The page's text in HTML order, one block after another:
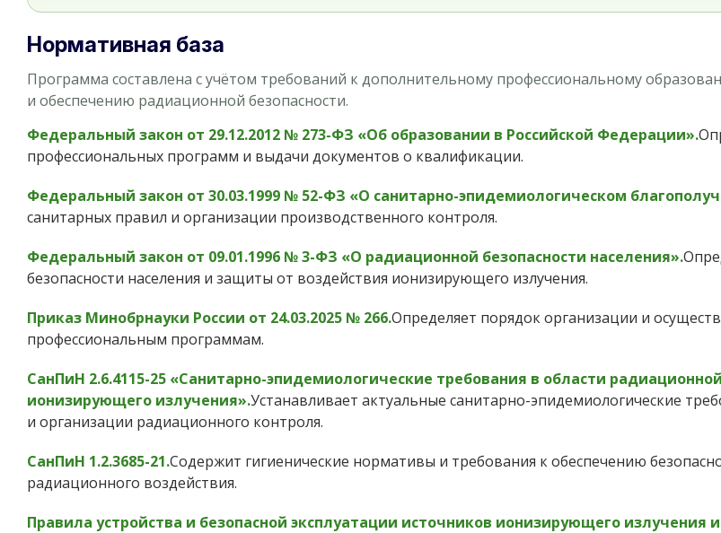
Нормативная база
Программа составлена с учётом требований к дополнительному профессиональному
и обеспечению радиационной безопасности.
Федеральный закон от 29.12.2012 № 273-ФЗ «Об образовании в Российской Федерации».
профессиональных программ и выдачи документов о квалификации.
Федеральный закон от 30.03.1999 № 52-ФЗ «О санитарно-эпидемиологическом
санитарных правил и организации производственного контроля.
Федеральный закон от 09.01.1996 № 3-ФЗ «О радиационной безопасности населения».
безопасности населения и защиты от воздействия ионизирующего излучения.
Приказ Минобрнауки России от 24.03.2025 № 266.Определяет порядок организации и
профессиональным программам.
СанПиН 2.6.4115-25 «Санитарно-эпидемиологические требования в области
ионизирующего излучения».Устанавливает актуальные санитарно-эпидемиологические
и организации радиационного контроля.
СанПиН 1.2.3685-21.Содержит гигиенические нормативы и требования к обеспечению
радиационного воздействия.
Правила устройства и безопасной эксплуатации источников ионизирующего